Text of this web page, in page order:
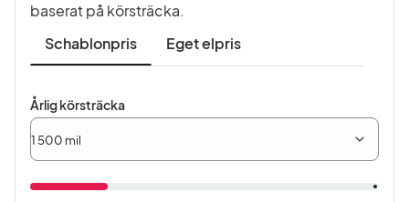
baserat på körsträcka.
Schablonpris
Eget elpris
Årlig
körsträcka
Årlig körsträcka